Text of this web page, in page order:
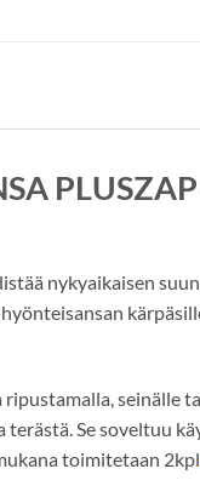
nykyaikaisen
seinälle
Se soveltuu
toimitetaan 2kpl